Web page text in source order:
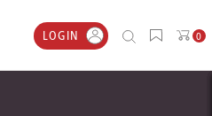
LOGIN 0